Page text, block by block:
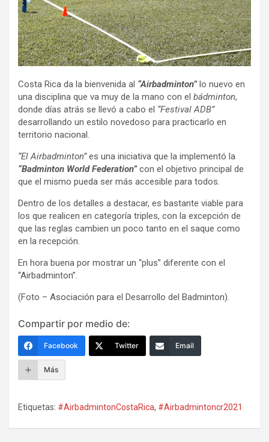
Costa Rica da la bienvenida al “Airbadminton”lo nuevo en
una disciplina que va muy de la mano con el bádminton,
donde días atrás se llevó a cabo el “Festival ADB”
desarrollando un estilo novedoso para practicarlo en
territorio nacional.
“El Airbadminton”es una iniciativa que la implementó la
“Badminton World Federation”con el objetivo principal de
que el mismo pueda ser más accesible para todos.
Dentro de los detalles a destacar, es bastante viable para
los que realicen en categoría triples, con la excepción de
que las reglas cambien un poco tanto en el saque como
en la recepción.
En hora buena por mostrar un “plus” diferente con el
“Airbadminton”.
(Foto – Asociación para el Desarrollo del Badminton).
Compartir por medio de:
Facebook Twitter Email
Más
Etiquetas: #AirbadmintonCostaRica, #Airbadmintoncr2021